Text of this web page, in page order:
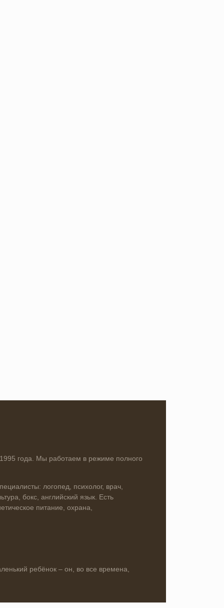
года. Мы работаем в режиме полного
логопед, психолог, врач,
бокс, английский язык. Есть
питание, охрана,
ребёнок – он, во все времена,